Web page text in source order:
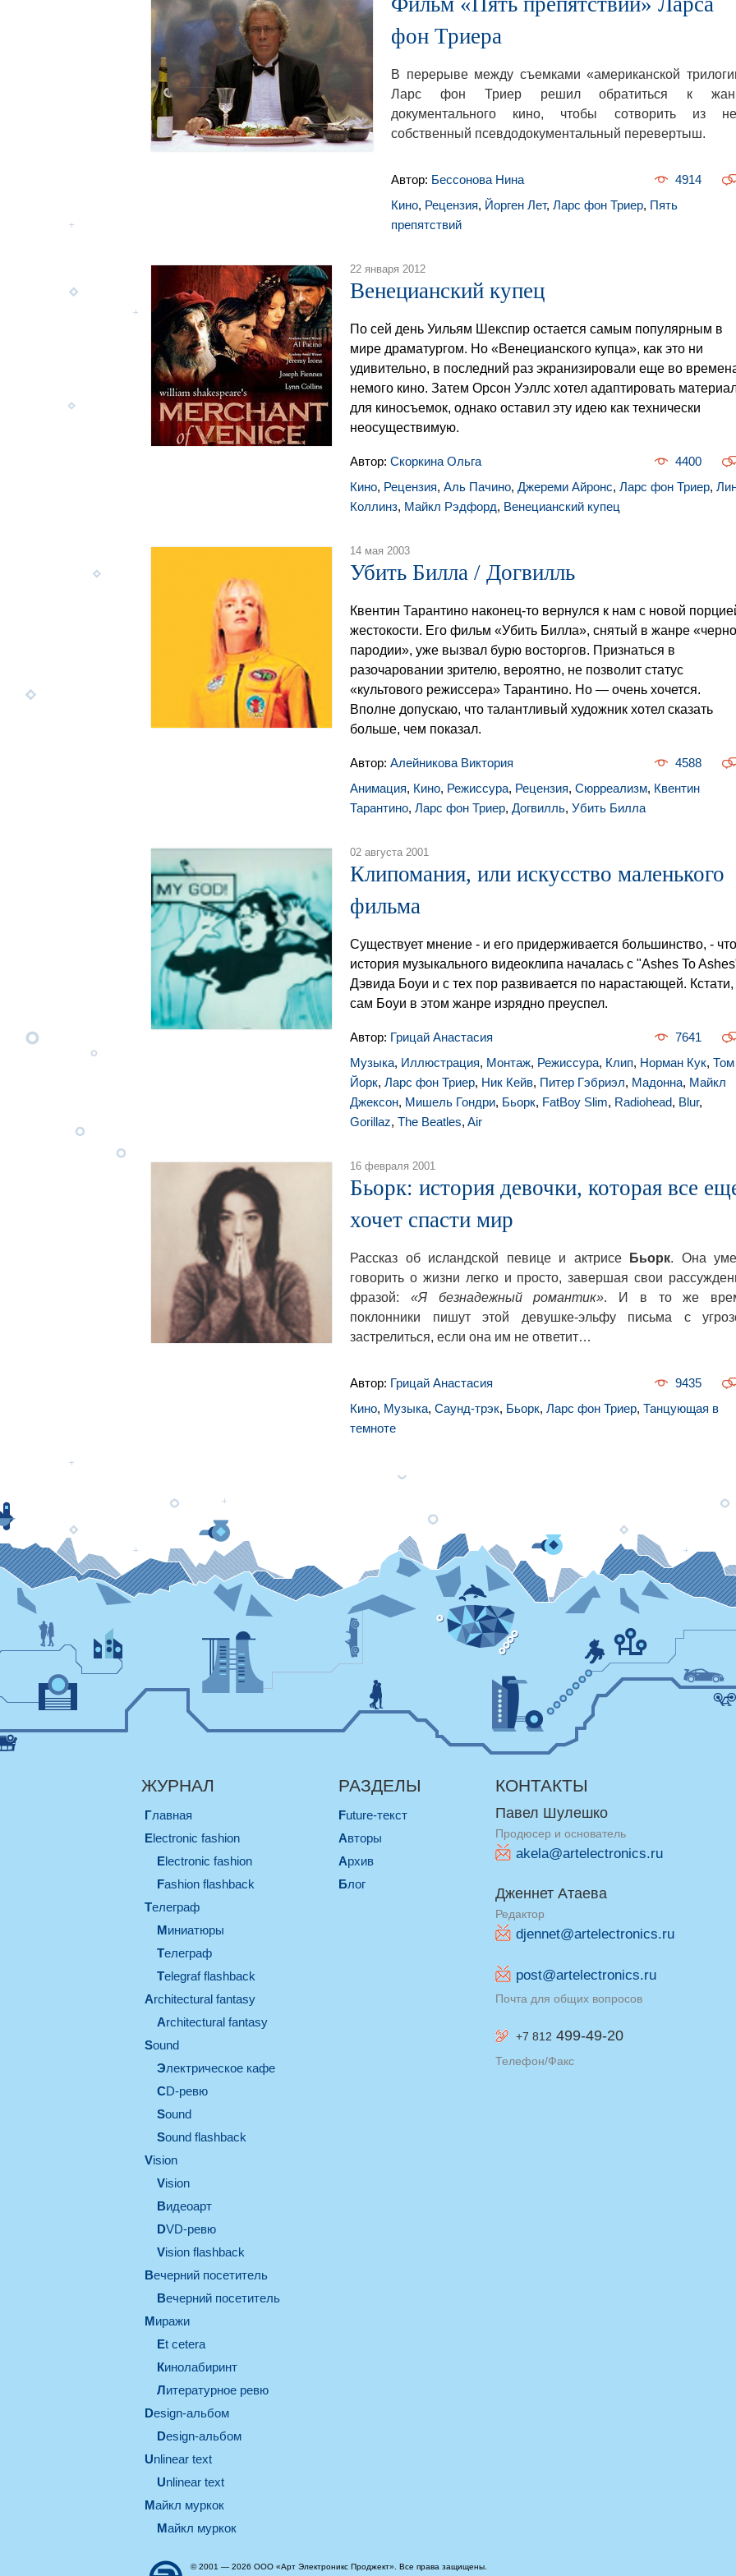
фон Триера
В перерыве между съемками «американской
Ларс фон Триер решил обратиться к
документального кино, чтобы сотворить из
собственный псевдодокументальный перевертыш.
Автор: Бессонова Нина
4914
Кино, Рецензия, Йорген Лет, Ларс фон Триер, Пять
препятствий
22 января 2012
Венецианский купец
По сей день Уильям Шекспир остается самым популярным в
мире драматургом. Но «Венецианского купца», как это ни
удивительно, в последний раз экранизировали еще во
немого кино. Затем Орсон Уэллс хотел адаптировать
для киносъемок, однако оставил эту идею как технически
неосуществимую.
Автор: Скоркина Ольга
4400
Кино, Рецензия, Аль Пачино, Джереми Айронс, Ларс фон Триер,
Коллинз, Майкл Рэдфорд, Венецианский купец
14 мая 2003
Убить Билла / Догвилль
Квентин Тарантино наконец-то вернулся к нам с новой
жестокости. Его фильм «Убить Билла», снятый в жанре
пародии», уже вызвал бурю восторгов. Признаться в
разочаровании зрителю, вероятно, не позволит статус
«культового режиссера» Тарантино. Но — очень хочется.
Вполне допускаю, что талантливый художник хотел сказать
больше, чем показал.
Автор: Алейникова Виктория
4588
Анимация, Кино, Режиссура, Рецензия, Сюрреализм, Квентин
Тарантино, Ларс фон Триер, Догвилль, Убить Билла
02 августа 2001
Клипомания, или искусство маленького
фильма
Существует мнение - и его придерживается большинство, - что
история музыкального видеоклипа началась с "Ashes To
Дэвида Боуи и с тех пор развивается по нарастающей. Кстати,
сам Боуи в этом жанре изрядно преуспел.
Автор: Грицай Анастасия
7641
Музыка, Иллюстрация, Монтаж, Режиссура, Клип, Норман Кук, Том
Йорк, Ларс фон Триер, Ник Кейв, Питер Гэбриэл, Мадонна, Майкл
Джексон, Мишель Гондри, Бьорк, FatBoy Slim, Radiohead, Blur,
Gorillaz, The Beatles, Air
16 февраля 2001
Бьорк: история девочки, которая все
хочет спасти мир
Рассказ об исландской певице и актрисе Бьорк. Она
говорить о жизни легко и просто, завершая свои
фразой: «Я безнадежный романтик». И в то же
поклонники пишут этой девушке-эльфу письма с
застрелиться, если она им не ответит…
Автор: Грицай Анастасия
9435
Кино, Музыка, Саунд-трэк, Бьорк, Ларс фон Триер, Танцующая в
темноте
ЖУРНАЛ
Главная
electronic fashion
electronic fashion
Fashion flashback
телеграф
миниатюры
телеграф
Telegraf flashback
architectural fantasy
architectural fantasy
sound
электрическое кафе
CD-ревю
sound
Sound flashback
vision
vision
видеоарт
DVD-ревю
Vision flashback
вечерний посетитель
вечерний посетитель
миражи
et cetera
кинолабиринт
литературное ревю
design-альбом
design-альбом
unlinear text
Unlinear text
майкл муркок
майкл муркок
РАЗДЕЛЫ
Future-текст
Авторы
Архив
Блог
КОНТАКТЫ
Павел Шулешко
Продюсер и основатель
akela@artelectronics.ru
Дженнет Атаева
Редактор
djennet@artelectronics.ru
post@artelectronics.ru
Почта для общих вопросов
+7 812 499-49-20
Телефон/Факс
© 2001 — 2026 ООО «Арт Электроникс Проджект». Все права защищены.